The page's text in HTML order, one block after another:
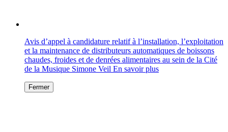
Avis d’appel à candidature relatif à l’installation, l’exploitation
et la maintenance de distributeurs automatiques de boissons
chaudes, froides et de denrées alimentaires au sein de la Cité
de la Musique Simone Veil En savoir plus
Fermer